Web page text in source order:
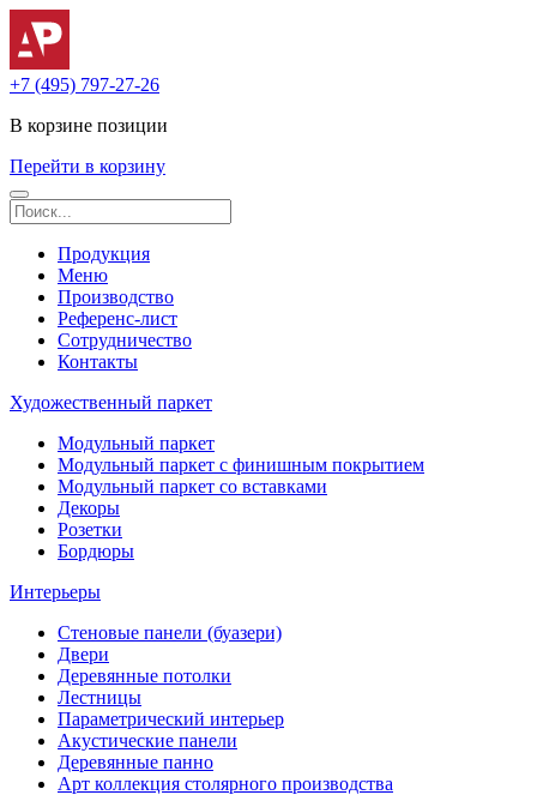
+7 (495) 797-27-26
В корзине позиции
Перейти в корзину
Продукция
Меню
Производство
Референс-лист
Сотрудничество
Контакты
Художественный паркет
Модульный паркет
Модульный паркет с финишным покрытием
Модульный паркет со вставками
Декоры
Розетки
Бордюры
Интерьеры
Стеновые панели (буазери)
Двери
Деревянные потолки
Лестницы
Параметрический интерьер
Акустические панели
Деревянные панно
Арт коллекция столярного производства